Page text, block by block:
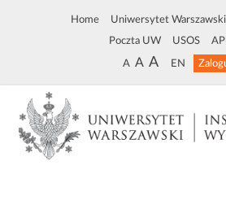
Home Uniwersytet Warszawski
Poczta UW USOS
A A A EN